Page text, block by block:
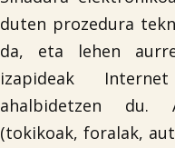
duten prozedura
da, eta lehen
izapideak
ahalbidetzen du.
(tokikoak, foralak,